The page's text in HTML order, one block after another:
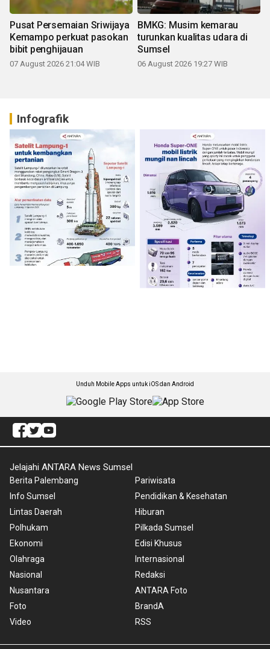
Pusat Persemaian Sriwijaya
Kemampo perkuat pasokan
bibit penghijauan
07 August 2026 21:04 WIB
BMKG: Musim kemarau
turunkan kualitas udara di
Sumsel
06 August 2026 19:27 WIB
Infografik
Unduh Mobile Apps untuk iOS dan Android
Jelajahi ANTARA News Sumsel
Berita Palembang
Info Sumsel
Lintas Daerah
Polhukam
Ekonomi
Olahraga
Nasional
Nusantara
Foto
Video
Pariwisata
Pendidikan & Kesehatan
Hiburan
Pilkada Sumsel
Edisi Khusus
Internasional
Redaksi
ANTARA Foto
BrandA
RSS